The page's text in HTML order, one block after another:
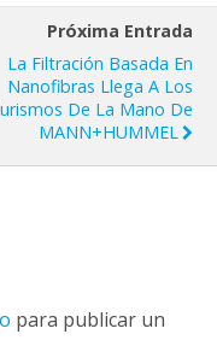
Próxima Entrada
La Filtración Basada En
Nanofibras Llega A Los
De La Mano De
MANN+HUMMEL
para publicar un